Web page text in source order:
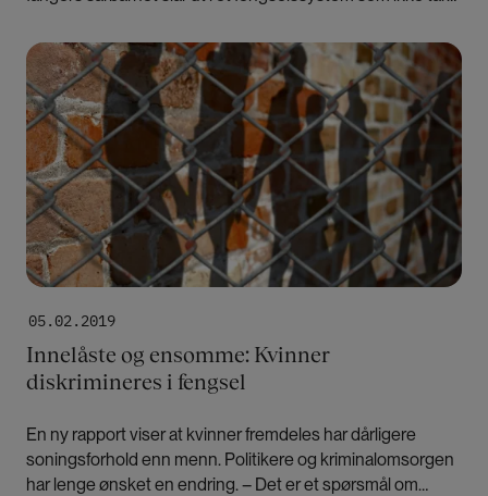
05.02.2019
Innelåste og ensomme: Kvinner
diskrimineres i fengsel
En ny rapport viser at kvinner fremdeles har dårligere
soningsforhold enn menn. Politikere og kriminalomsorgen
har lenge ønsket en endring. – Det er et spørsmål om
Bilde